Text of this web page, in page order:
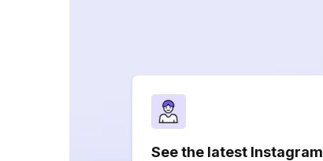
See the latest Instagram